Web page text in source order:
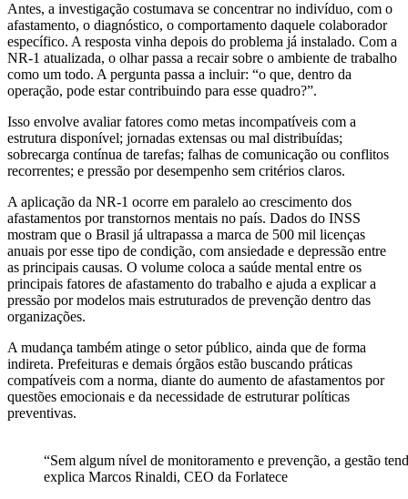
Antes, a investigação costumava se concentrar no indivíduo, com o
afastamento, o diagnóstico, o comportamento daquele colaborador
específico. A resposta vinha depois do problema já instalado. Com a
NR-1 atualizada, o olhar passa a recair sobre o ambiente de trabalho
como um todo. A pergunta passa a incluir: “o que, dentro da
operação, pode estar contribuindo para esse quadro?”.
Isso envolve avaliar fatores como metas incompatíveis com a
estrutura disponível; jornadas extensas ou mal distribuídas;
sobrecarga contínua de tarefas; falhas de comunicação ou conflitos
recorrentes; e pressão por desempenho sem critérios claros.
A aplicação da NR-1 ocorre em paralelo ao crescimento dos
afastamentos por transtornos mentais no país. Dados do INSS
mostram que o Brasil já ultrapassa a marca de 500 mil licenças
anuais por esse tipo de condição, com ansiedade e depressão entre
as principais causas. O volume coloca a saúde mental entre os
principais fatores de afastamento do trabalho e ajuda a explicar a
pressão por modelos mais estruturados de prevenção dentro das
organizações.
A mudança também atinge o setor público, ainda que de forma
indireta. Prefeituras e demais órgãos estão buscando práticas
compatíveis com a norma, diante do aumento de afastamentos por
questões emocionais e da necessidade de estruturar políticas
preventivas.
“Sem algum nível de monitoramento e prevenção, a gestão
explica Marcos Rinaldi, CEO da Forlatece